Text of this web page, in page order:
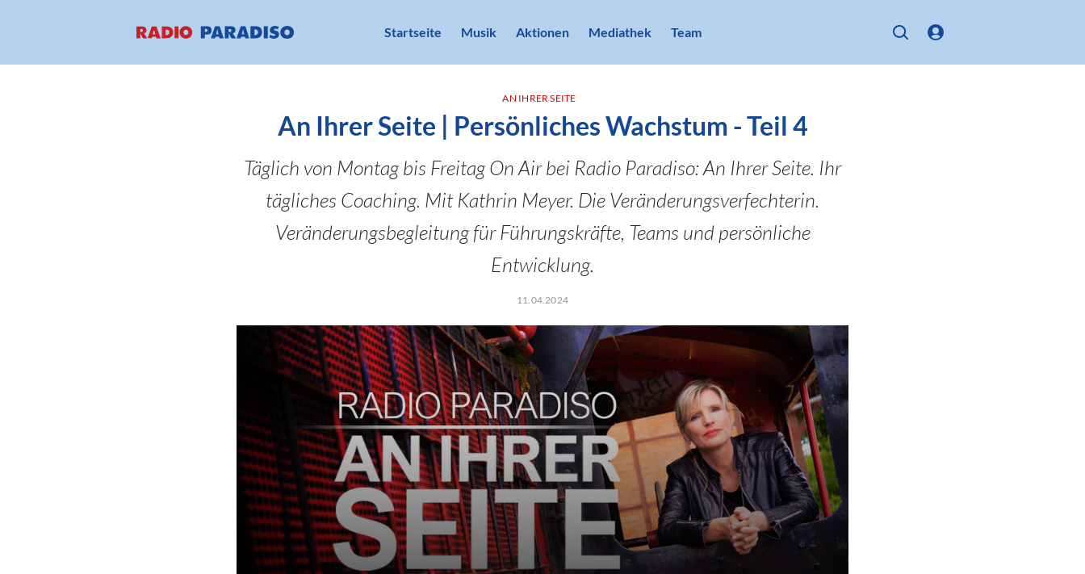
Startseite Musik Aktionen Mediathek Team
AN IHRER SEITE
An Ihrer Seite | Persönliches Wachstum - Teil 4
Täglich von Montag bis Freitag On Air bei Radio Paradiso: An Ihrer Seite. Ihr
tägliches Coaching. Mit Kathrin Meyer. Die Veränderungsverfechterin.
Veränderungsbegleitung für Führungskräfte, Teams und persönliche
Entwicklung.
11.04.2024